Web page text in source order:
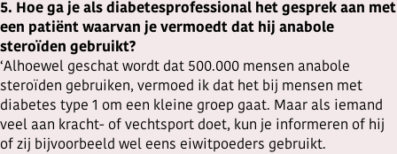
5. Hoe ga je als diabetesprofessional het gesprek aan met
een patiënt waarvan je vermoedt dat hij anabole
steroïden gebruikt?
‘Alhoewel geschat wordt dat 500.000 mensen anabole
steroïden gebruiken, vermoed ik dat het bij mensen met
diabetes type 1 om een kleine groep gaat. Maar als iemand
veel aan kracht- of vechtsport doet, kun je informeren of hij
of zij bijvoorbeeld wel eens eiwitpoeders gebruikt.